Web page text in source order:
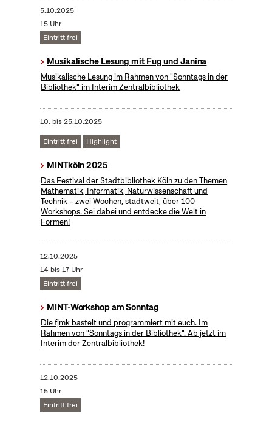
5.10.2025
15 Uhr
Eintritt frei
Musikalische Lesung mit Fug und Janina
Musikalische Lesung im Rahmen von "Sonntags in der
Bibliothek" im Interim Zentralbibliothek
10. bis25.10.2025
Eintritt frei Highlight
MINTköln 2025
Das Festival der Stadtbibliothek Köln zu den Themen
Mathematik, Informatik, Naturwissenschaft und
Technik – zwei Wochen, stadtweit, über 100
Workshops. Sei dabei und entdecke die Welt in
Formen!
12.10.2025
14 bis 17 Uhr
Eintritt frei
MINT-Workshop am Sonntag
Die fjmk bastelt und programmiert mit euch. Im
Rahmen von "Sonntags in der Bibliothek". Ab jetzt im
Interim der Zentralbibliothek!
12.10.2025
15 Uhr
Eintritt frei